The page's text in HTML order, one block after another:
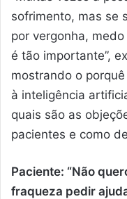
sofrimento, mas se
por vergonha,
é tão importante”,
mostrando o
à inteligência
quais são as
pacientes e como
Paciente: “Não
fraqueza pedir